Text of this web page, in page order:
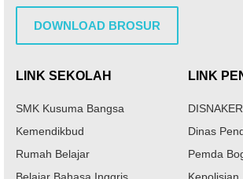
DOWNLOAD BROSUR
LINK SEKOLAH
SMK Kusuma Bangsa
Kemendikbud
Rumah Belajar
Belajar Bahasa Inggris
LINK
DISNAKER
Dinas
Pemda
Kepolisian